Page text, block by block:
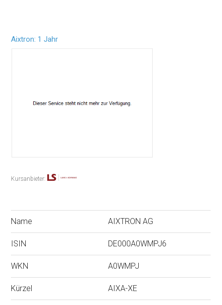
Aixtron: 1 Jahr
Kursanbieter:
Name AIXTRON AG
ISIN DE000A0WMPJ6
WKN A0WMPJ
Kürzel AIXA-XE